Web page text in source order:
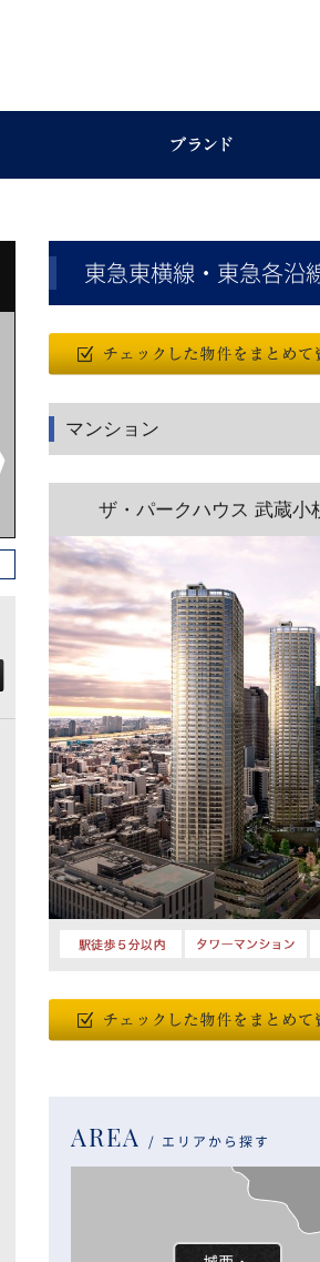
東急東横線・東急各沿
マンション
ザ・パークハウス 武蔵小
AREA エリアから探す